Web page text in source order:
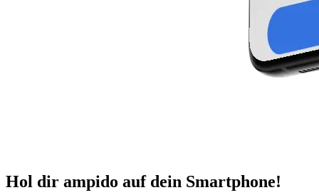
Hol dir ampido auf dein Smartphone!